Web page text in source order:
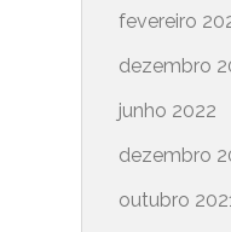
fevereiro
dezembro
junho 2022
dezembro
outubro